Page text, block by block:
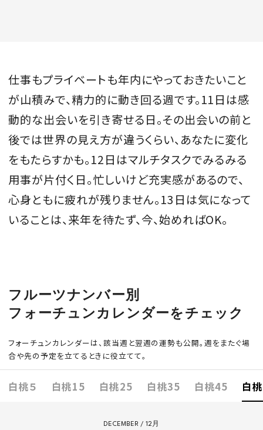
MAGAZINE
SPUR 2026 JULY
2026年9月号
最新号を試し読み
仕事もプライベートも年内にやっておきたいこと
が山積みで、精力的に動き回る週です。11日は感
動的な出会いを引き寄せる日。その出会いの前と
後では世界の見え方が違うくらい、あなたに変化
をもたらすかも。12日はマルチタスクでみるみる
用事が片付く日。忙しいけど充実感があるので、
心身ともに疲れが残りません。13日は気になって
いることは、来年を待たず、今、始めればOK。
フルーツナンバー別
フォーチュンカレンダーをチェック
フォーチュンカレンダーは、該当週と翌週の運勢も公開。週をまたぐ場
合や先の予定を立てるときに役立てて。
白桃５ 白桃15 白桃25 白桃35 白桃45 白